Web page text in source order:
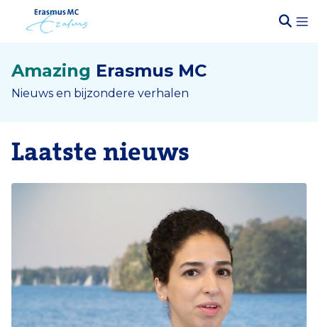
Amazing Erasmus MC
Nieuws en bijzondere verhalen
Laatste nieuws